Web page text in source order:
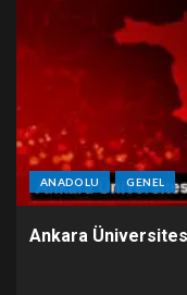
ANADOLU GENEL
Ankara